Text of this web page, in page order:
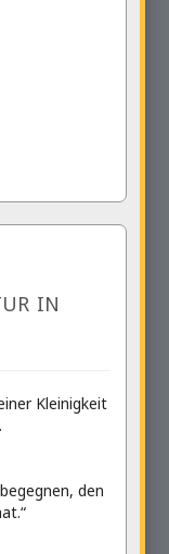
in
Kleinigkeit
den